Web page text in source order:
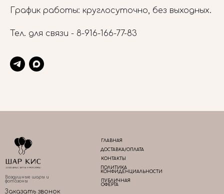
График работы: круглосуточно, без выходных.
Тел. для связи - 8-916-166-77-83
ГЛАВНАЯ
ДОСТАВКА/ОПЛАТА
КОНТАКТЫ
ПОЛИТИКА
КОНФИДЕНЦИАЛЬНОСТИ
ПУБЛИЧНАЯ
ОФЕРТА
Воздушные шары и
фотозоны
Заказать звонок